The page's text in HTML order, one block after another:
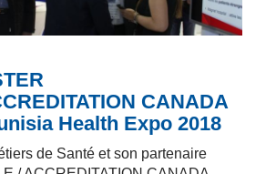
CANADA
Health Expo 2018
de Santé et son partenaire